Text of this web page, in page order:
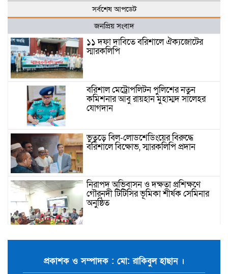
সর্বশেষ আপডেট
জনপ্রিয় সংবাদ
১১ দফা দাবিতে বরিশালে ঐক্যজোটের
স্মারকলিপি
বরিশাল মেট্রোপলিটন পুলিশের নতুন
কমিশনার আবু রায়হান মুহাম্মদ সালেহর
যোগদান
ভুতুড়ে বিল-লোডশেডিংয়ের বিরুদ্ধে
বরিশালে বিক্ষোভ, স্মারকলিপি প্রদান
নিরাপদ অভিবাসন ও দক্ষতা প্রশিক্ষণে
গৌরনদী টিটিসির ভূমিকা শীর্ষক সেমিনার
অনুষ্ঠিত
বিএনপি ও জামায়াত জুলাই আন্দোলনে
প্রকাশক ও সম্পাদক : মো: রাকিবুল হাছান ।